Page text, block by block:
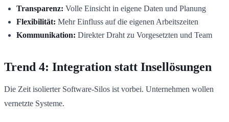
Transparenz: Volle Einsicht in eigene Daten und Planung
Flexibilität: Mehr Einfluss auf die eigenen Arbeitszeiten
Kommunikation: Direkter Draht zu Vorgesetzten und Team
Trend 4: Integration statt Insellösungen
Die Zeit isolierter Software-Silos ist vorbei. Unternehmen wollen
vernetzte Systeme.